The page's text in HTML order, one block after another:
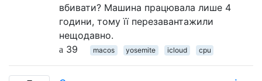
вбивати? Машина працювала лише 4
години, тому її перезавантажили
нещодавно.
39
macos yosemite icloud cpu